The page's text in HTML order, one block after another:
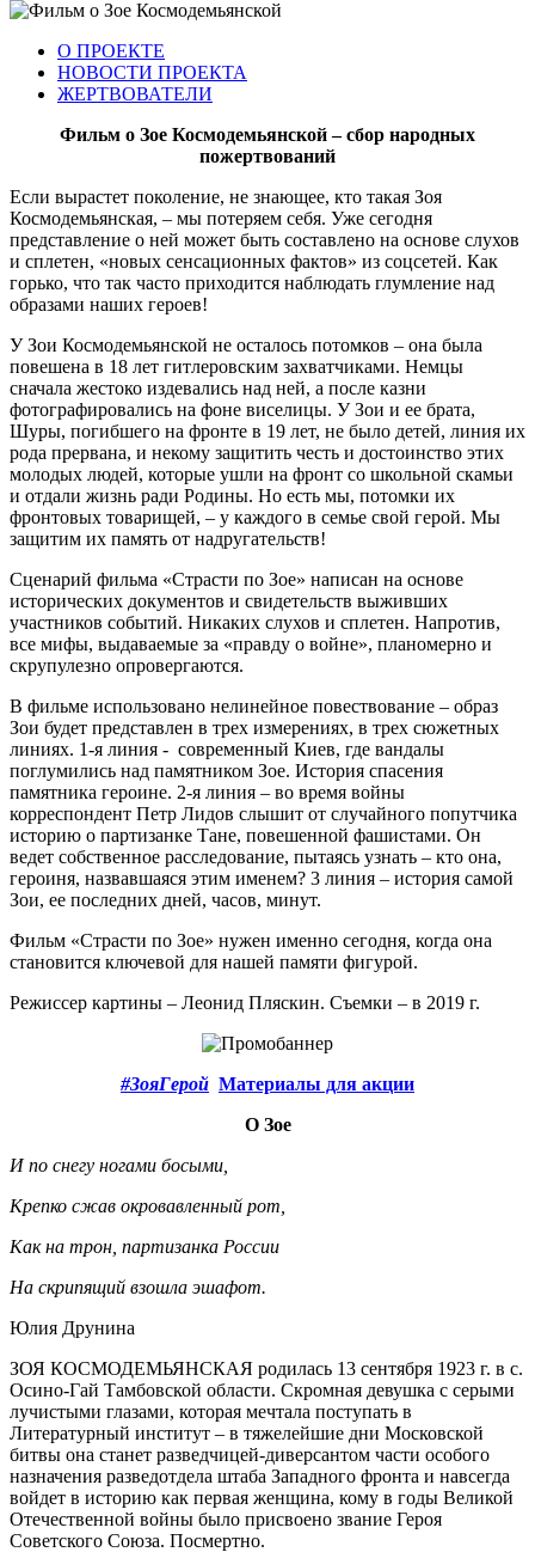
О ПРОЕКТЕ
НОВОСТИ ПРОЕКТА
ЖЕРТВОВАТЕЛИ
Фильм о Зое Космодемьянской – сбор народных
пожертвований
Если вырастет поколение, не знающее, кто такая Зоя
Космодемьянская, – мы потеряем себя. Уже сегодня
представление о ней может быть составлено на основе слухов
и сплетен, «новых сенсационных фактов» из соцсетей. Как
горько, что так часто приходится наблюдать глумление над
образами наших героев!
У Зои Космодемьянской не осталось потомков – она была
повешена в 18 лет гитлеровским захватчиками. Немцы
сначала жестоко издевались над ней, а после казни
фотографировались на фоне виселицы. У Зои и ее брата,
Шуры, погибшего на фронте в 19 лет, не было детей, линия их
рода прервана, и некому защитить честь и достоинство этих
молодых людей, которые ушли на фронт со школьной скамьи
и отдали жизнь ради Родины. Но есть мы, потомки их
фронтовых товарищей, – у каждого в семье свой герой. Мы
защитим их память от надругательств!
Сценарий фильма «Страсти по Зое» написан на основе
исторических документов и свидетельств выживших
участников событий. Никаких слухов и сплетен. Напротив,
все мифы, выдаваемые за «правду о войне», планомерно и
скрупулезно опровергаются.
В фильме использовано нелинейное повествование – образ
Зои будет представлен в трех измерениях, в трех сюжетных
линиях. 1-я линия - современный Киев, где вандалы
поглумились над памятником Зое. История спасения
памятника героине. 2-я линия – во время войны
корреспондент Петр Лидов слышит от случайного попутчика
историю о партизанке Тане, повешенной фашистами. Он
ведет собственное расследование, пытаясь узнать – кто она,
героиня, назвавшаяся этим именем? 3 линия – история самой
Зои, ее последних дней, часов, минут.
Фильм «Страсти по Зое» нужен именно сегодня, когда она
становится ключевой для нашей памяти фигурой.
Режиссер картины – Леонид Пляскин. Съемки – в 2019 г.
#ЗояГерой Материалы для акции
О Зое
И по снегу ногами босыми,
Крепко сжав окровавленный рот,
Как на трон, партизанка России
На скрипящий взошла эшафот.
Юлия Друнина
ЗОЯ КОСМОДЕМЬЯНСКАЯ родилась 13 сентября 1923 г. в с.
Осино-Гай Тамбовской области. Скромная девушка с серыми
лучистыми глазами, которая мечтала поступать в
Литературный институт – в тяжелейшие дни Московской
битвы она станет разведчицей-диверсантом части особого
назначения разведотдела штаба Западного фронта и навсегда
войдет в историю как первая женщина, кому в годы Великой
Отечественной войны было присвоено звание Героя
Советского Союза. Посмертно.